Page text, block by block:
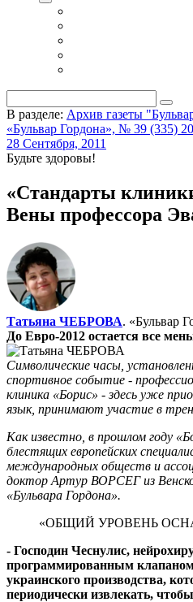
В разделе: Архив газеты
«Бульвар Гордона», № 39 (335)
28 Сентября, 2011
Будьте здоровы!
«Стандарты
Вены профессора
Татьяна ЧЕБРОВА. «Бульвар
До Евро-2012 остается все
Символические часы,
спортивное событие -
клиника «Борис» - здесь уже
язык, принимают участие в
Как известно, в прошлом году
блестящих европейских
международных обществ и
доктор Артур ВОРСЕГ из
«Бульвара Гордона».
«ОБЩИЙ УРОВЕНЬ
- Господин Чеснулис,
программированным клапаном
украинского производства,
периодически извлекать,